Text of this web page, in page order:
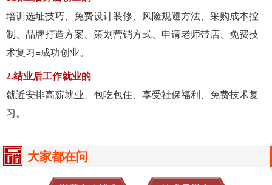
培训选址技巧、免费设计装修、风险规避方法、采购成本控
制、品牌打造方案、策划营销方式、申请老师带店、免费技
术复习=成功创业。
2.结业后工作就业的
就近安排高薪就业、包吃包住、享受社保福利、免费技术复
习。
大家都在问